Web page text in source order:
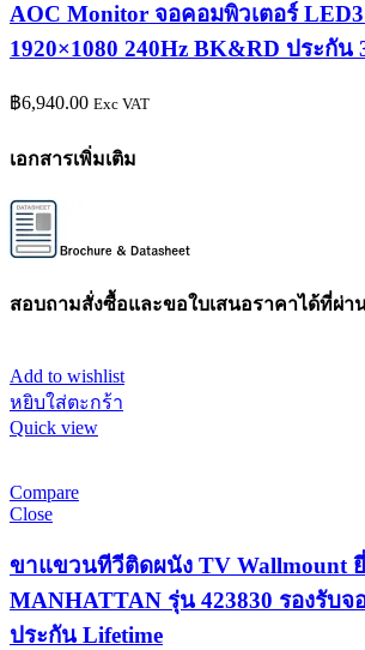
AOC Monitor จอคอมพิวเตอร์
1920×1080 240Hz BK&RD ประกัน
฿6,940.00 Exc VAT
เอกสารเพิ่มเติม
สอบถามสั่งซื้อและขอใบเสนอราคาได้ที่ผ่า
Add to wishlist
หยิบใส่ตะกร้า
Quick view
Compare
Close
ขาแขวนทีวีติดผนัง TV Wallmount
MANHATTAN รุ่น 423830 รองรับจ
ประกัน Lifetime